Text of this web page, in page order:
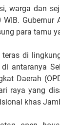
warga dan
Gubernur
para tamu
di
antaranya
Daerah
raya yang
khas